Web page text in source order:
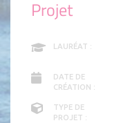
Projet
LAURÉAT :
DATE DE
CRÉATION :
TYPE DE
PROJET :